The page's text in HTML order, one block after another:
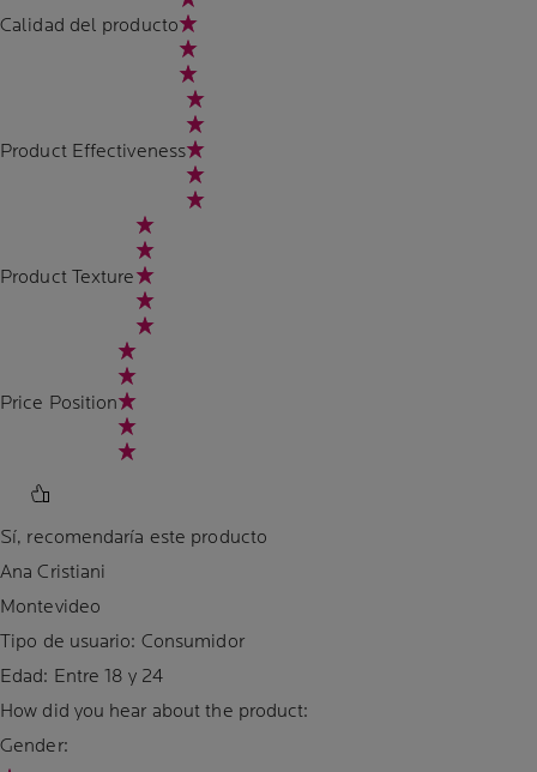
Calidad del producto
Product Effectiveness
Product Texture
Price Position
Sí, recomendaría este producto
Ana Cristiani
Montevideo
Tipo de usuario: Consumidor
Edad: Entre 18 y 24
How did you hear about the product:
Gender: